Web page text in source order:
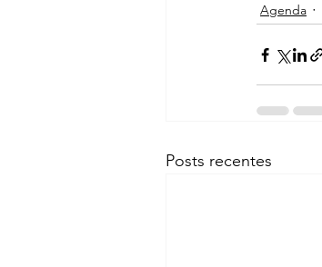
Agenda
Posts recentes